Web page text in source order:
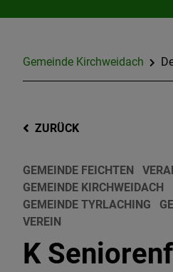
Gemeinde Kirchweidach
ZURÜCK
GEMEINDE FEICHTEN
GEMEINDE KIRCHWEIDACH
GEMEINDE TYRLACHING
VEREIN
K